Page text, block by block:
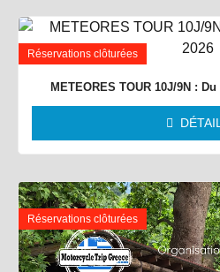
Réservations clôturées
METEORES TOUR 10J/9N :
Réservations clôturées